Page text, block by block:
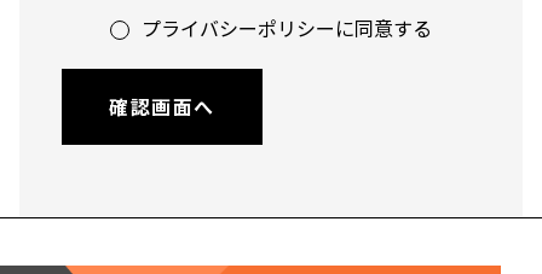
プライバシーポリシーに同意する